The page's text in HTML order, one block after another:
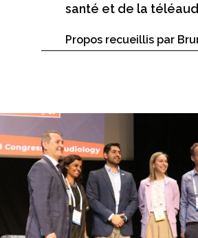
santé et de la
Propos recueillis par